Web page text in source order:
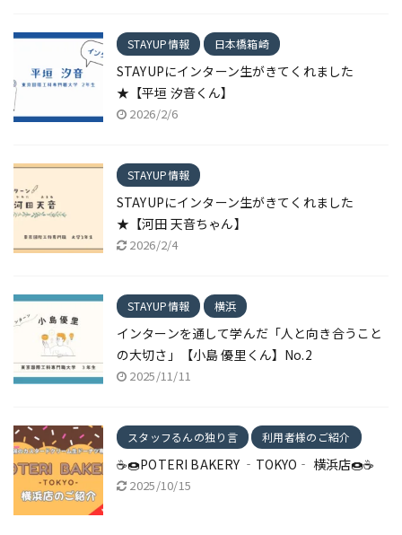
STAYUP情報 日本橋箱崎
STAYUPにインターン生がきてくれました
★【平垣 汐音くん】
2026/2/6
STAYUP情報
STAYUPにインターン生がきてくれました
★【河田 天音ちゃん】
2026/2/4
STAYUP情報 横浜
インターンを通して学んだ「人と向き合うこと
の大切さ」【小島 優里くん】No.2
2025/11/11
スタッフるんの独り言 利用者様のご紹介
☕🍩POTERI BAKERY ‐TOKYO‐ 横浜店🍩☕
2025/10/15